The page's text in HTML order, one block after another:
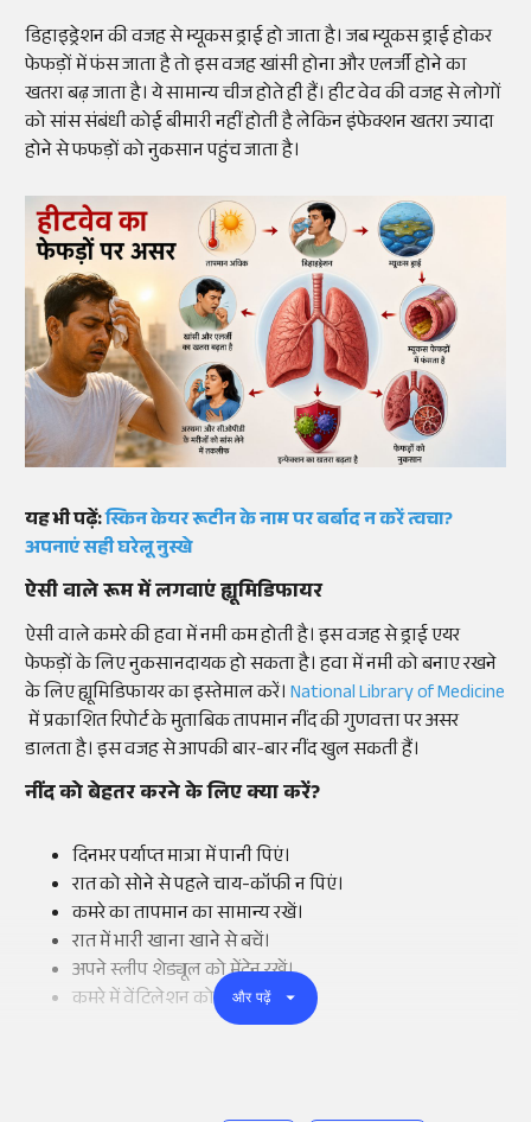
डिहाइड्रेशन की वजह से म्यूकस ड्राई हो जाता है। जब म्यूकस ड्राई होकर
फेफड़ों में फंस जाता है तो इस वजह खांसी होना और एलर्जी होने का
खतरा बढ़ जाता है। ये सामान्य चीज होते ही हैं। हीट वेव की वजह से लोगों
को सांस संबंधी कोई बीमारी नहीं होती है लेकिन इंफेक्शन खतरा ज्यादा
होने से फफड़ों को नुकसान पहुंच जाता है।
यह भी पढ़ें:स्किन केयर रूटीन के नाम पर बर्बाद न करें त्वचा?
अपनाएं सही घरेलू नुस्खे
ऐसी वाले रूम में लगवाएं ह्यूमिडिफायर
ऐसी वाले कमरे की हवा में नमी कम होती है। इस वजह से ड्राई एयर
फेफड़ों के लिए नुकसानदायक हो सकता है। हवा में नमी को बनाए रखने
के लिए ह्यूमिडिफायर का इस्तेमाल करें।National Library of Medicine
में प्रकाशित रिपोर्ट के मुताबिक तापमान नींद की गुणवत्ता पर असर
डालता है। इस वजह से आपकी बार-बार नींद खुल सकती हैं।
नींद को बेहतर करने के लिए क्या करें?
दिनभर पर्याप्त मात्रा में पानी पिएं।
रात को सोने से पहले चाय-कॉफी न पिएं।
कमरे का तापमान का सामान्य रखें।
रात में भारी खाना खाने से बचें।
अपने स्लीप शेड्यूल को मेंटेन रखें।
कमरे में वेंटिलेशन को बनाएं रखें।
और पढ़ें